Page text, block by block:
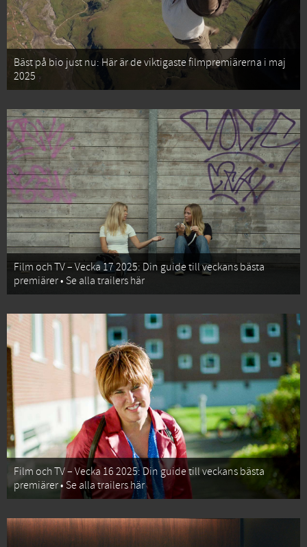
Bäst på bio just nu: Här är de viktigaste filmpremiärerna i maj
2025
Film och TV – Vecka 17 2025: Din guide till veckans bästa
premiärer • Se alla trailers här
Film och TV – Vecka 16 2025: Din guide till veckans bästa
premiärer • Se alla trailers här